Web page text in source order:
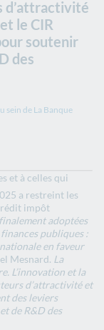
d’attractivité
le CIR
soutenir
des
sein de La Banque
et à celles qui
a restreint les
impôt
adoptées
finances publiques :
en faveur
Mesnard. La
L’innovation et la
d’attractivité et
des leviers
de R&D des